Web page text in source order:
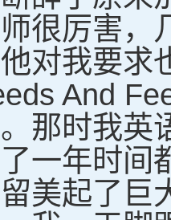
厉害，几
对我要求
And
那时我英
一年时间
美起了巨